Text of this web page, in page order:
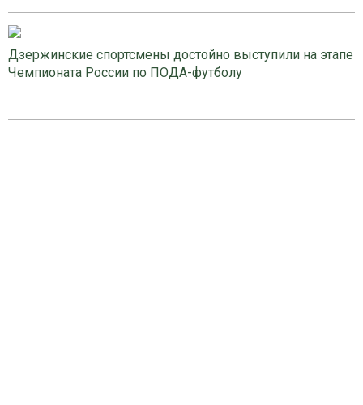
Дзержинские спортсмены достойно выступили на этапе
Чемпионата России по ПОДА-футболу